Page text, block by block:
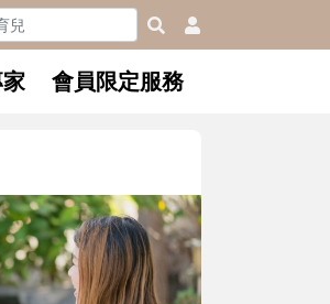
會員限定服務
那個男人│讀